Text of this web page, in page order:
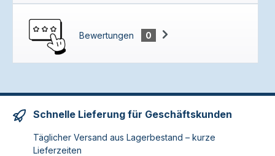
Bewertungen 0
Schnelle Lieferung für Geschäftskunden
Täglicher Versand aus Lagerbestand – kurze
Lieferzeiten